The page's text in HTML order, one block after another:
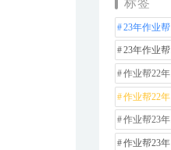
23年作业帮高中化学
23年作业帮高中英语
作业帮22年高中化学
作业帮22年高中生物
作业帮23年高中化学
作业帮23年高中数学